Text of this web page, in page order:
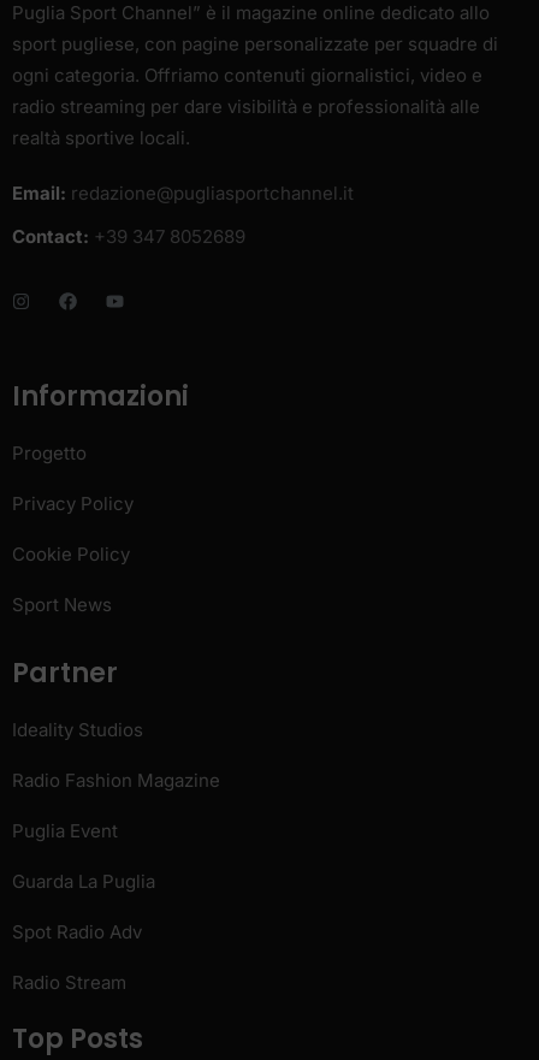
Puglia Sport Channel” è il magazine online dedicato allo
sport pugliese, con pagine personalizzate per squadre di
ogni categoria. Offriamo contenuti giornalistici, video e
radio streaming per dare visibilità e professionalità alle
realtà sportive locali.
Email: redazione@pugliasportchannel.it
Contact: +39 347 8052689
Informazioni
Progetto
Privacy Policy
Cookie Policy
Sport News
Partner
Ideality Studios
Radio Fashion Magazine
Puglia Event
Guarda La Puglia
Spot Radio Adv
Radio Stream
Top Posts